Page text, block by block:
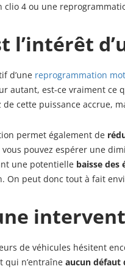
clio 4 ou une
l’intérêt
d’une reprogrammation
autant, est-ce vraiment ce
cette puissance accrue,
permet également de
vous pouvez espérer une
une potentielle baisse des
On peut donc tout à fait
de véhicules hésitent
qui n’entraîne aucun défaut